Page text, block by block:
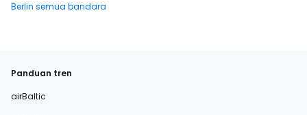
Berlin semua bandara
Panduan tren
airBaltic